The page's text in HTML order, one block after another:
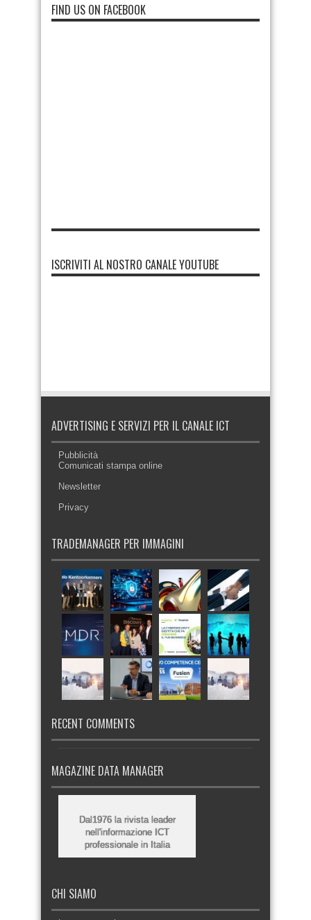
FIND US ON FACEBOOK
ISCRIVITI AL NOSTRO CANALE YOUTUBE
ADVERTISING E SERVIZI PER IL CANALE ICT
Pubblicità
Comunicati stampa online
Newsletter
Privacy
TRADEMANAGER PER IMMAGINI
RECENT COMMENTS
MAGAZINE DATA MANAGER
Dal1976 la rivista leader
nell'informazione ICT
professionale in Italia
CHI SIAMO